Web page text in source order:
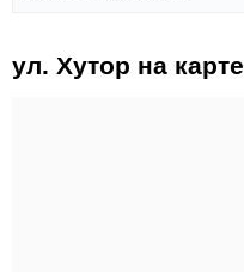
ул. Хутор на карте